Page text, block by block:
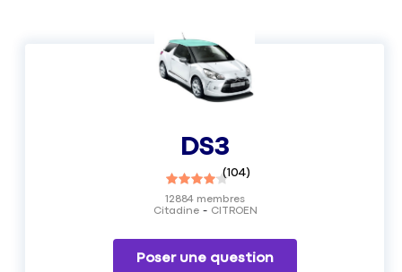
DS3
(104)
Citadine CITROEN
12884membres
Poser une question